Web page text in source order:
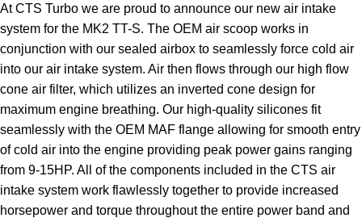
At CTS Turbo we are proud to announce our new air intake
system for the MK2 TT-S. The OEM air scoop works in
conjunction with our sealed airbox to seamlessly force cold air
into our air intake system. Air then flows through our high flow
cone air filter, which utilizes an inverted cone design for
maximum engine breathing. Our high-quality silicones fit
seamlessly with the OEM MAF flange allowing for smooth entry
of cold air into the engine providing peak power gains ranging
from 9-15HP. All of the components included in the CTS air
intake system work flawlessly together to provide increased
horsepower and torque throughout the entire power band and